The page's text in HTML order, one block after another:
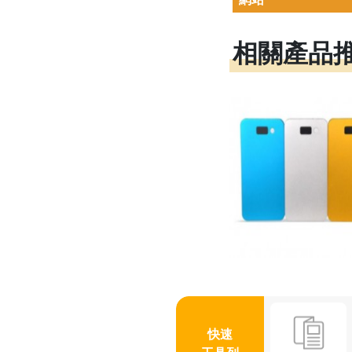
相關產品
快速